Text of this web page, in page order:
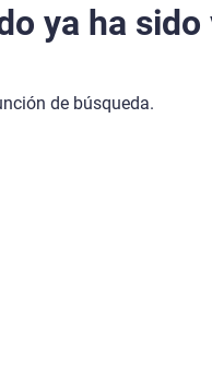
ya ha sido
de búsqueda.